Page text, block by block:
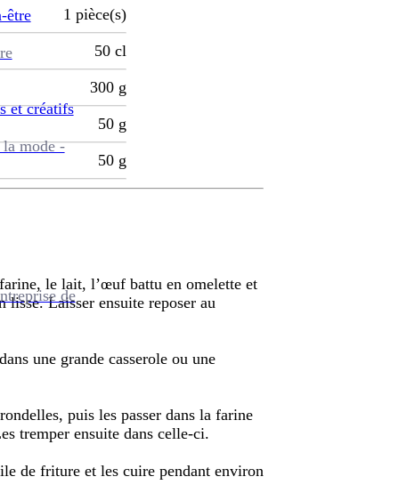
être
et créatifs
mode -
de
1 pièce(s)
50 cl
300 g
50 g
50 g
le lait, l’œuf battu en omelette et
lisse. Laisser ensuite reposer au
une grande casserole ou une
puis les passer dans la farine
tremper ensuite dans celle-ci.
de friture et les cuire pendant environ